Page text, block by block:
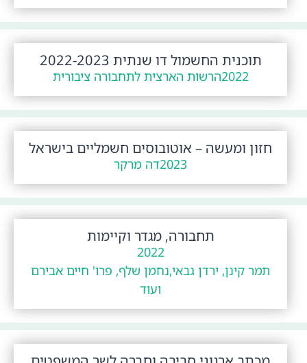
תוכנית החשמול דו שנתית 2022-2023
2022הרשות הארצית לתחבורה ציבורית
חזון ומעשה – אוטובוסים חשמליים בישראל
2023דה מרקר
תחבורה, מגדר וקיימות
2022
תמר קינן, ירדן גבאי,נחמן שלף, פרו' חיים אבירם
ועוד